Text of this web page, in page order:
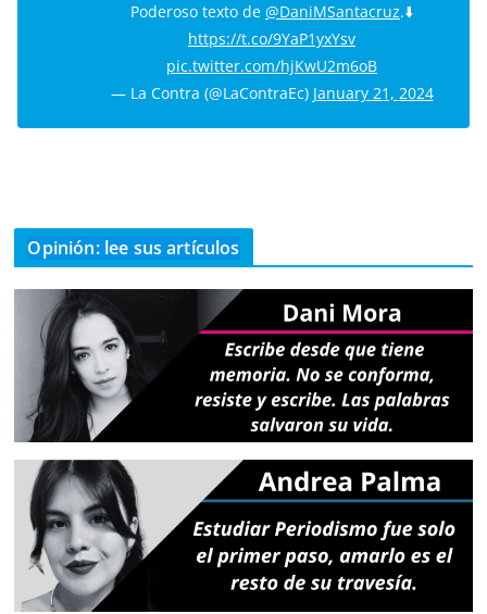
Poderoso texto de @DaniMSantacruz.⬇️
https://t.co/9YaP1yxYsv
pic.twitter.com/hjKwU2m6oB
— La Contra (@LaContraEc) January 21, 2024
Opinión: lee sus artículos